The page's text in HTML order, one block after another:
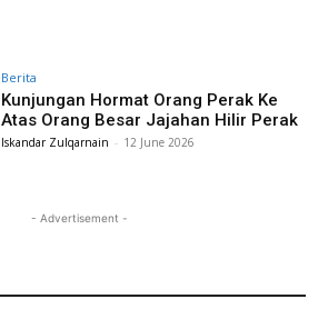
Berita
Kunjungan Hormat Orang Perak Ke
Atas Orang Besar Jajahan Hilir Perak
Iskandar Zulqarnain - 12 June 2026
- Advertisement -